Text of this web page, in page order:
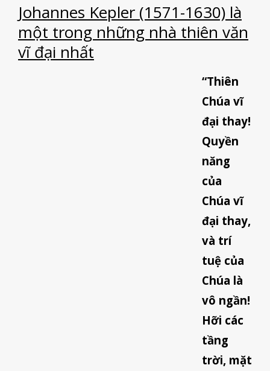
Johannes Kepler (1571-1630) là
một trong những nhà thiên văn
vĩ đại nhất
“Thiên
Chúa vĩ
đại thay!
Quyền
năng
của
Chúa vĩ
đại thay,
và trí
tuệ của
Chúa là
vô ngần!
Hỡi các
tầng
trời, mặt